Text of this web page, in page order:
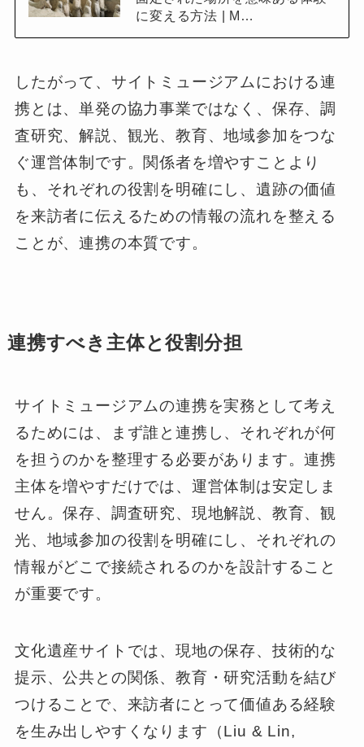
に変える方法 | M…
したがって、サイトミュージアムにおける連
携とは、単発の協力事業ではなく、保存、調
査研究、解説、観光、教育、地域参加をつな
ぐ運営体制です。関係者を増やすことより
も、それぞれの役割を明確にし、遺跡の価値
を来訪者に伝えるための情報の流れを整える
ことが、連携の本質です。
連携すべき主体と役割分担
サイトミュージアムの連携を実務として考え
るためには、まず誰と連携し、それぞれが何
を担うのかを整理する必要があります。連携
主体を増やすだけでは、運営体制は安定しま
せん。保存、調査研究、現地解説、教育、観
光、地域参加の役割を明確にし、それぞれの
情報がどこで接続されるのかを設計すること
が重要です。
文化遺産サイトでは、現地の保存、技術的な
提示、公共との関係、教育・研究活動を結び
つけることで、来訪者にとって価値ある経験
を生み出しやすくなります（Liu & Lin,